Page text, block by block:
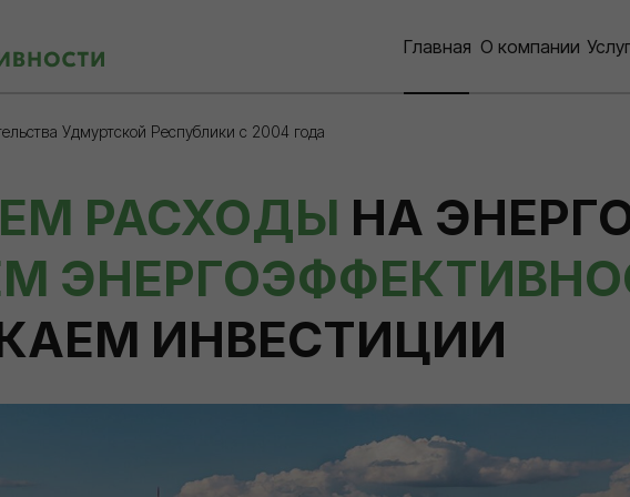
Главная О компании
РАСХОДЫ НА
ИНВЕСТИЦИИ
Удмуртской Республики с 2004 года